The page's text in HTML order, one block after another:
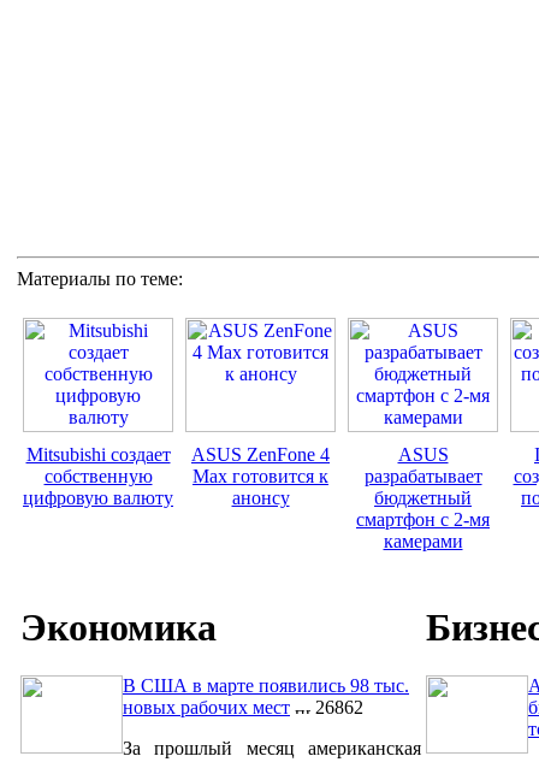
Материалы по теме:
Mitsubishi создает
собственную
цифровую валюту
ASUS ZenFone 4
Max готовится к
анонсу
ASUS
разрабатывает
бюджетный
смартфон с 2-мя
камерами
Экономика
В США в марте появились 98 тыс.
новых рабочих мест
26862
За прошлый месяц американская